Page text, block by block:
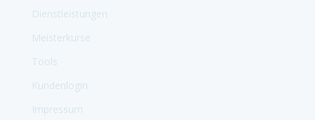
Dienstleistungen
Meisterkurse
Tools
Kundenlogin
Impressum